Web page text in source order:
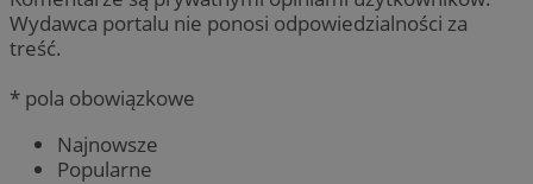
Wydawca portalu nie ponosi odpowiedzialności za
treść.
* pola obowiązkowe
Najnowsze
Popularne